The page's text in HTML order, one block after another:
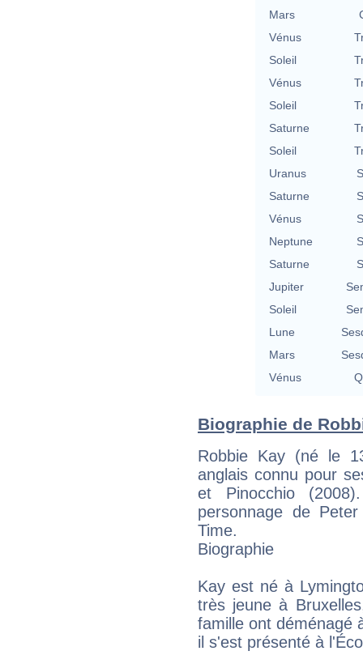
Mars
Vénus
Soleil
Vénus
Soleil
Saturne
Soleil
Uranus
Saturne
Vénus
Neptune
Saturne
Jupiter
Soleil
Lune
Mars
Vénus
Biographie de
Robbie Kay (né le
anglais connu pour
et Pinocchio
personnage de
Time.
Biographie
Kay est né à
très jeune à
famille ont déménagé
il s'est présenté à